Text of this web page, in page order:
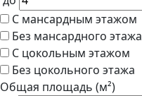
С мансардным этажом
Без мансардного этажа
С цокольным этажом
Без цокольного этажа
Общая площадь (м²)